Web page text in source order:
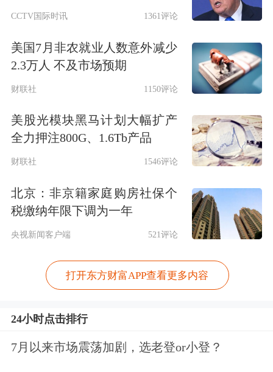
具业务规模比重有所提升，而其利润水
气价格自今年二季度有所上涨，导致部
分陶瓷项目生产成本有所上涨，进而对
尽管如此，海外建材板块整体市场景气
度良好，各品类产品价格保持稳健。
其中，瓷砖业务产销两旺，利润率维持
在较好水平；玻璃业务产销量逐季攀
务盈利能力持续改善，今年前三季度已
陶瓷机械板块，面对行业周期调整等多
CCTV国际时讯 1361评论
美国7月非农就业人数意外减少
2.3万人 不及市场预期
财联社 1150评论
美股光模块黑马计划大幅扩产
全力押注800G、1.6Tb产品
财联社 1546评论
北京：非京籍家庭购房社保个
税缴纳年限下调为一年
央视新闻客户端 521评论
打开东方财富APP查看更多内容
24小时点击排行
7月以来市场震荡加剧，选老登or小登？